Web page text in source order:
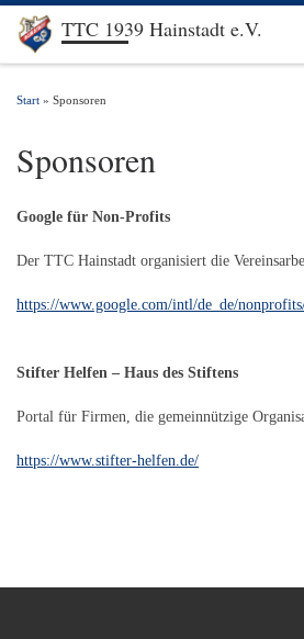
Zum Inhalt springen
TTC 1939 Hainstadt e.V.
Start » Sponsoren
Sponsoren
Google für Non-Profits
Der TTC Hainstadt organisiert die
https://www.google.com/intl/de_de/
Stifter Helfen – Haus des Stiftens
Portal für Firmen, die gemeinnützige
https://www.stifter-helfen.de/